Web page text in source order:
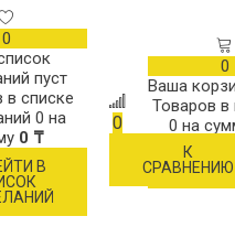
0
пуст
в списке
0 на
0 ₸
В
0
К
СРАВНЕНИЮ
0
Ваша
Товаров в
0 на